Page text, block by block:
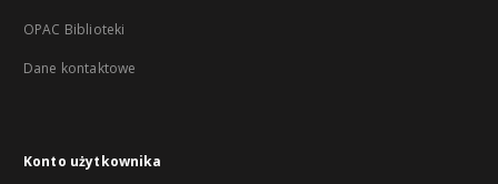
OPAC Biblioteki
Dane kontaktowe
Konto użytkownika